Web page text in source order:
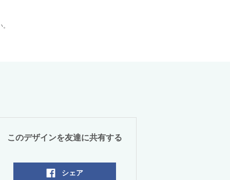
このデザインを友達に共有する
シェア